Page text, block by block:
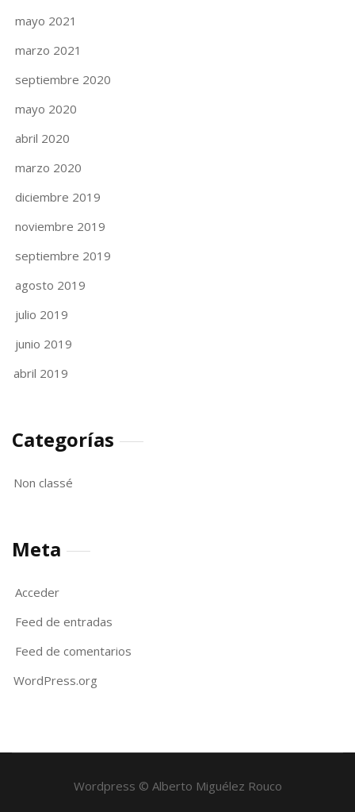
mayo 2021
marzo 2021
septiembre 2020
mayo 2020
abril 2020
marzo 2020
diciembre 2019
noviembre 2019
septiembre 2019
agosto 2019
julio 2019
junio 2019
abril 2019
Categorías
Non classé
Meta
Acceder
Feed de entradas
Feed de comentarios
WordPress.org
Wordpress © Alberto Miguélez Rouco